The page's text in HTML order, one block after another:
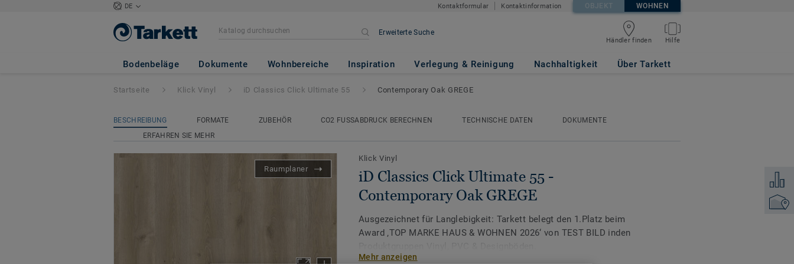
DE Kontaktformular Kontaktinformation OBJEKT WOHNEN
Erweiterte Suche
Händler finden Hilfe
Bodenbeläge Dokumente Wohnbereiche Inspiration Verlegung & Reinigung Nachhaltigkeit Über Tarkett
iD Classics Click Ultimate 55 - Contemporary Oak GREGE
Zum
Startseite Klick Vinyl iD Classics Click Ultimate 55 Contemporary Oak GREGE
BESCHREIBUNG FORMATE ZUBEHÖR CO2 FUSSABDRUCK BERECHNEN TECHNISCHE DATEN
DOKUMENTE
ERFAHREN SIE MEHR
Raumplaner
Klick Vinyl
iD Classics Click Ultimate 55 -
Contemporary Oak GREGE
Ausgezeichnet für Langlebigkeit: Tarkett belegt den 1.Platz beim
Award ‚TOP MARKE HAUS & WOHNEN 2026‘ von TEST BILD inden
Mehr anzeigen